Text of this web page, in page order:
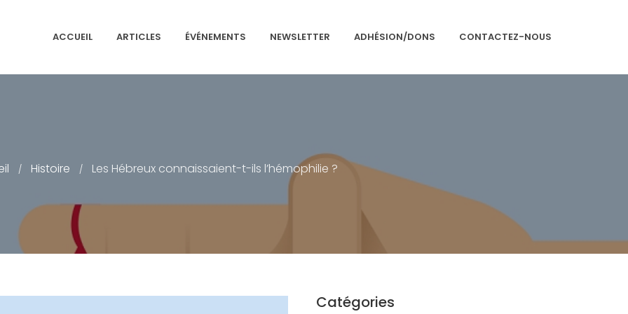
Adhésion/Dons
Newsletter
Contactez-nous
ACCUEIL ARTICLES ÉVÉNEMENTS NEWSLETTER ADHÉSION/DONS CONTACTEZ-NOUS
/ Histoire / Les Hébreux connaissaient-t-ils l’hémophilie ?
Catégories